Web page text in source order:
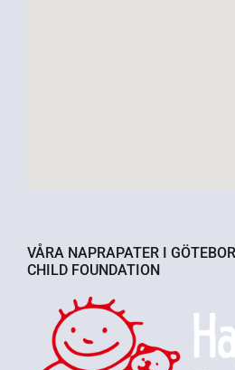
VÅRA NAPRAPATER I
CHILD FOUNDATION